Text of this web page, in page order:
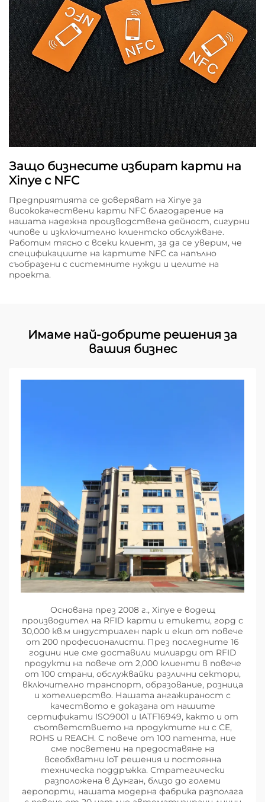
Защо бизнесите избират карти на
Xinye с NFC
Предприятията се доверяват на Xinye за
висококачествени карти NFC благодарение на
нашата надежна производствена дейност, сигурни
чипове и изключително клиентско обслужване.
Работим тясно с всеки клиент, за да се уверим, че
спецификациите на картите NFC са напълно
съобразени с системните нужди и целите на
проекта.
Имаме най-добрите решения за
вашия бизнес
Основана през 2008 г., Xinye е водещ
производител на RFID карти и етикети, горд с
30,000 кв.м индустриален парк и екип от повече
от 200 професионалисти. През последните 16
години ние сме доставили милиарди от RFID
продукти на повече от 2,000 клиенти в повече
от 100 страни, обслужвайки различни сектори,
включително транспорт, образование, розница
и хотелиерство. Нашата ангажираност с
качеството е доказана от нашите
сертификати ISO9001 и IATF16949, както и от
съответствието на продуктите ни с CE,
ROHS и REACH. С повече от 100 патента, ние
сме посветени на предоставяне на
всеобхватни IoT решения и постоянна
техническа поддръжка. Стратегически
разположена в Дунган, близо до големи
аеропорти, нашата модерна фабрика разполага